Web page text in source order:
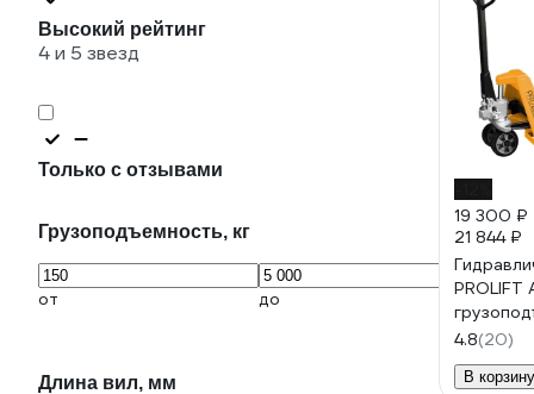
Высокий рейтинг
4 и 5 звезд
Только с отзывами
Грузоподъемность, кг
от до
Длина вил, мм
19 300 ₽
21 844 ₽
PROLIFT
колеса
4.8(20)
В корзину